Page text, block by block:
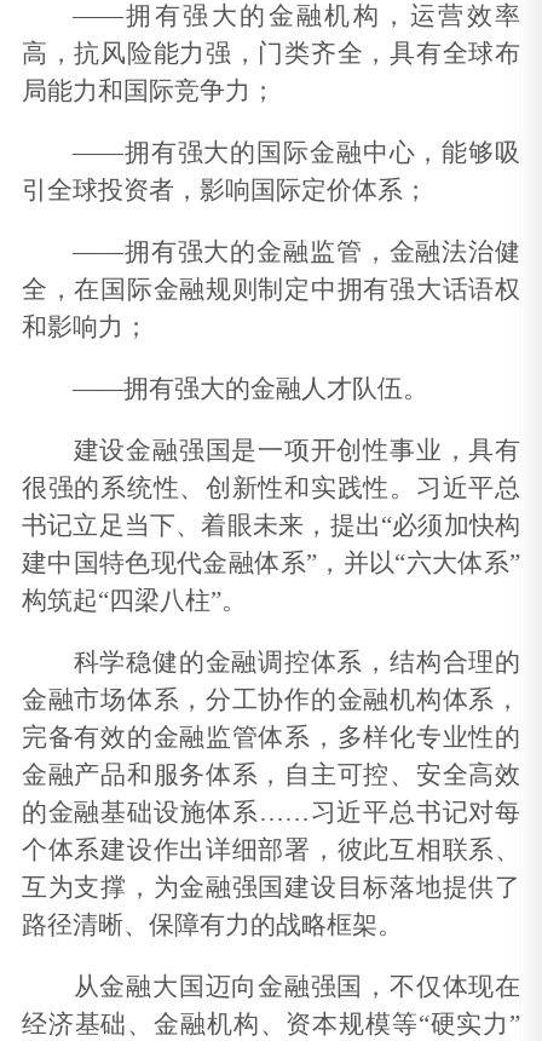
——拥有强大的金融机构，运营效率
高，抗风险能力强，门类齐全，具有全球布
局能力和国际竞争力；
——拥有强大的国际金融中心，能够吸
引全球投资者，影响国际定价体系；
——拥有强大的金融监管，金融法治健
全，在国际金融规则制定中拥有强大话语权
和影响力；
——拥有强大的金融人才队伍。
建设金融强国是一项开创性事业，具有
很强的系统性、创新性和实践性。习近平总
书记立足当下、着眼未来，提出“必须加快构
建中国特色现代金融体系”，并以“六大体系”
构筑起“四梁八柱”。
科学稳健的金融调控体系，结构合理的
金融市场体系，分工协作的金融机构体系，
完备有效的金融监管体系，多样化专业性的
金融产品和服务体系，自主可控、安全高效
的金融基础设施体系……习近平总书记对每
个体系建设作出详细部署，彼此互相联系、
互为支撑，为金融强国建设目标落地提供了
路径清晰、保障有力的战略框架。
从金融大国迈向金融强国，不仅体现在
经济基础、金融机构、资本规模等“硬实力”